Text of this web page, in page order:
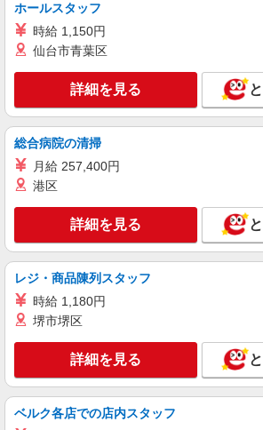
ホールスタッフ
時給 1,150円
仙台市青葉区
詳細を見る
総合病院の清掃
月給 257,400円
港区
詳細を見る
レジ・商品陳列スタッフ
時給 1,180円
堺市堺区
詳細を見る
ベルク各店での店内スタッフ